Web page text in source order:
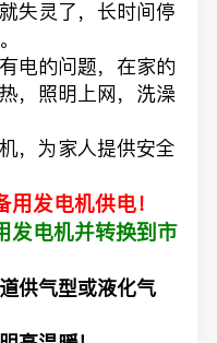
失灵了，长时间停
电的问题，在家的
，照明上网，洗澡
，为家人提供安全
发电机供电！
发电机并转换到市
供气型或液化气